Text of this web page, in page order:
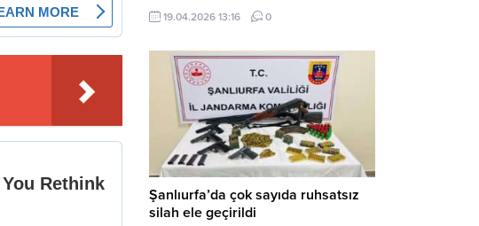
panelde, günümüzün manevi ve
toplumsal sorunlarına Risale-i Nur
Necmettin Cevheri Kültür Merkezi’nde
gerçekleştirilen “Küresel Vicdan,
İnsaniyet ve Demokrasi” başlıklı panel,
hürriyet, adalet ve hukuk vurgularıyla
yoğun katılıma sahne oldu. Haber
Merkezi – Bediüzzaman Eğitim Kültür ve
Sanat...
19.04.2026 13:16 0
Şanlıurfa’da çok sayıda ruhsatsız
silah ele geçirildi